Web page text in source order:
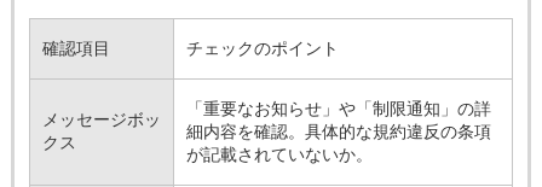
確認項目 チェックのポイント
メッセージボッ
クス
「重要なお知らせ」や「制限通知」の詳
細内容を確認。具体的な規約違反の条項
が記載されていないか。